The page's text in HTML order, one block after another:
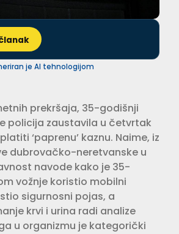
je AI tehnologijom
prekršaja, 35-godišnji
policija zaustavila u četvrtak
‘paprenu’ kaznu. Naime, iz
dubrovačko-neretvanske u
navode kako je 35-
vožnje koristio mobilni
sigurnosni pojas, a
krvi i urina radi analize
u organizmu je kategorički